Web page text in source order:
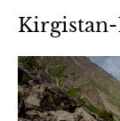
Kirgistan-